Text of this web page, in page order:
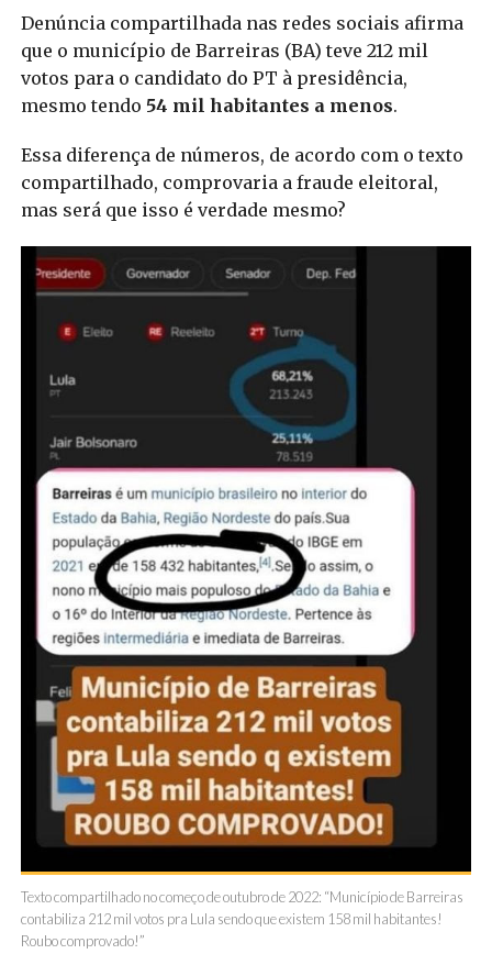
Denúncia compartilhada nas redes sociais afirma
que o município de Barreiras (BA) teve 212 mil
votos para o candidato do PT à presidência,
mesmo tendo 54 mil habitantes a menos.
Essa diferença de números, de acordo com o texto
compartilhado, comprovaria a fraude eleitoral,
mas será que isso é verdade mesmo?
Texto compartilhado no começo de outubro de 2022: “Município de Barreiras
contabiliza 212 mil votos pra Lula sendo que existem 158 mil habitantes!
Roubo comprovado!”